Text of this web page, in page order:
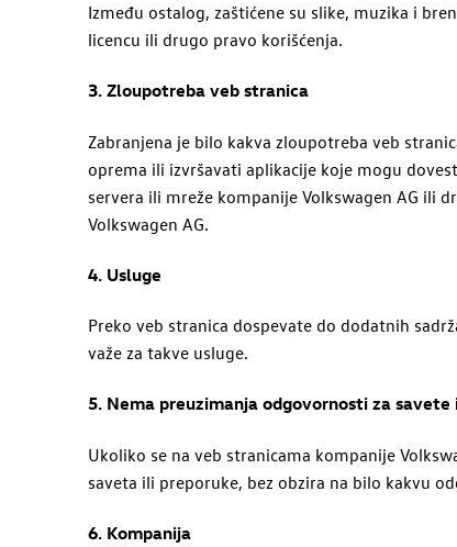
Između ostalog, zaštićene su slike, muzika i
licencu ili drugo pravo korišćenja.
3. Zloupotreba veb stranica
Zabranjena je bilo kakva zloupotreba veb
oprema ili izvršavati aplikacije koje mogu
servera ili mreže kompanije Volkswagen AG ili
Volkswagen AG.
4. Usluge
Preko veb stranica dospevate do dodatnih
važe za takve usluge.
5. Nema preuzimanja odgovornosti za
Ukoliko se na veb stranicama kompanije
saveta ili preporuke, bez obzira na bilo kakvu
6. Kompanija